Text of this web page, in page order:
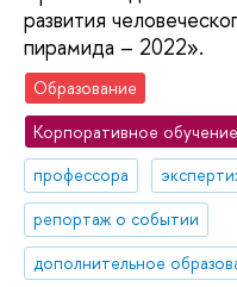
развития
пирамида – 2022».
Образование
Корпоративное обучение
профессора
репортаж о событии
дополнительное